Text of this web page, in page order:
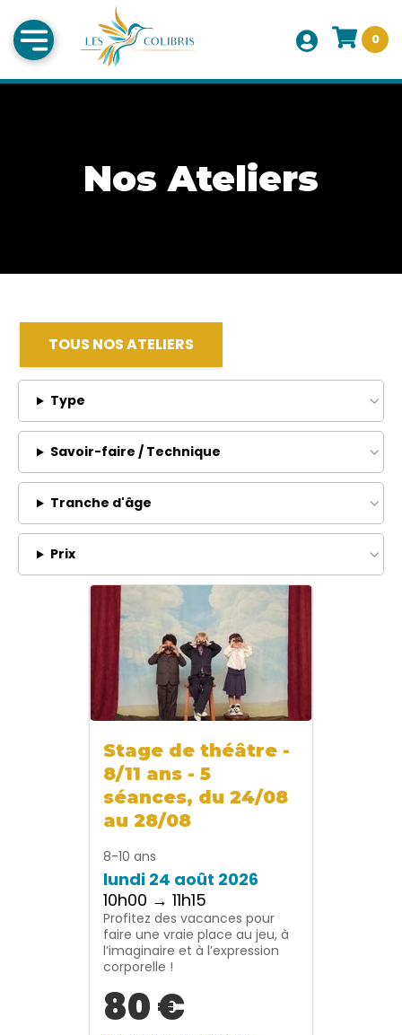
0
Nos Ateliers
TOUS NOS ATELIERS
Type
Savoir-faire / Technique
Tranche d'âge
Prix
Stage de théâtre -
8/11 ans - 5
séances, du 24/08
au 28/08
8-10 ans
lundi 24 août 2026
10h00 → 11h15
Profitez des vacances pour
faire une vraie place au jeu, à
l’imaginaire et à l’expression
corporelle !
80 €